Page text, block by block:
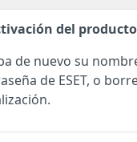
del
de nuevo su
de ESET, o